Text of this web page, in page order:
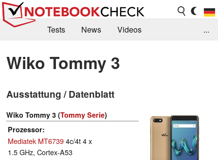
Tests News
Videos
Kaufberatung
Deals Suche
Forum
...
Wiko Tommy 3
Ausstattung / Datenblatt
Wiko Tommy 3 (Tommy Serie)
Prozessor
Mediatek MT67394c/4t 4 x
1.5 GHz, Cortex-A53